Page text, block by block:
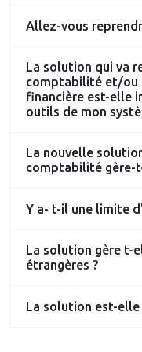
Allez-vous
La solution qui va
comptabilité et/ou
financière est-elle
outils de mon
La nouvelle
comptabilité gère-
Y a- t-il une limite
La solution gère t-
étrangères ?
La solution est-